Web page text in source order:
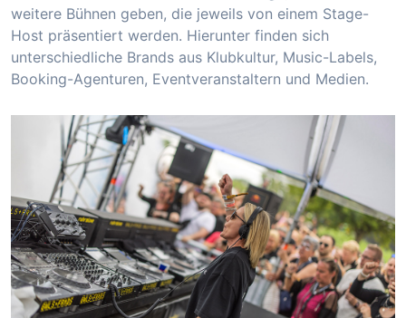
weitere Bühnen geben, die jeweils von einem Stage-
Host präsentiert werden. Hierunter finden sich
unterschiedliche Brands aus Klubkultur, Music-Labels,
Booking-Agenturen, Eventveranstaltern und Medien.